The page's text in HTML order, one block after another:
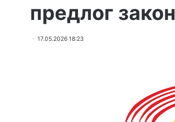
предлог закон
17.05.2026 18:23